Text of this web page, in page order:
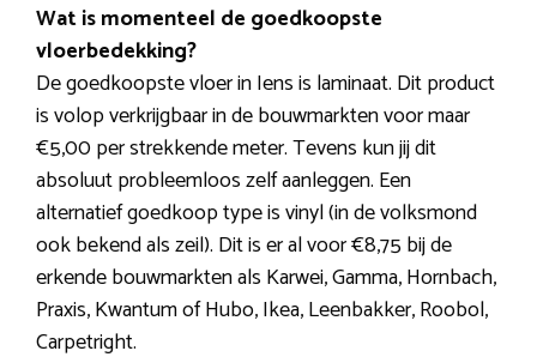
Wat is momenteel de goedkoopste
vloerbedekking?
De goedkoopste vloer in Iens is laminaat. Dit product
is volop verkrijgbaar in de bouwmarkten voor maar
€5,00 per strekkende meter. Tevens kun jij dit
absoluut probleemloos zelf aanleggen. Een
alternatief goedkoop type is vinyl (in de volksmond
ook bekend als zeil). Dit is er al voor €8,75 bij de
erkende bouwmarkten als Karwei, Gamma, Hornbach,
Praxis, Kwantum of Hubo, Ikea, Leenbakker, Roobol,
Carpetright.